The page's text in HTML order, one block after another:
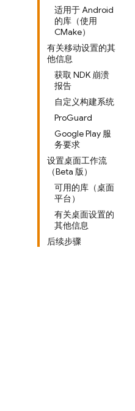
适用于 Android
的库（使用
CMake）
有关移动设置的其
他信息
获取 NDK 崩溃
报告
自定义构建系统
ProGuard
Google Play 服
务要求
设置桌面工作流
（Beta 版）
可用的库（桌面
平台）
有关桌面设置的
其他信息
后续步骤